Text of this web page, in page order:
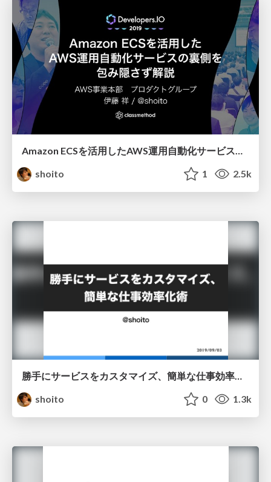
Amazon ECSを活用したAWS運用自動化サービスの裏側を包み隠さず解説 / inside opswitch
shoito
1 2.5k
勝手にサービスをカスタマイズ、簡単な仕事効率化術 / Improve productivity
shoito
0 1.3k